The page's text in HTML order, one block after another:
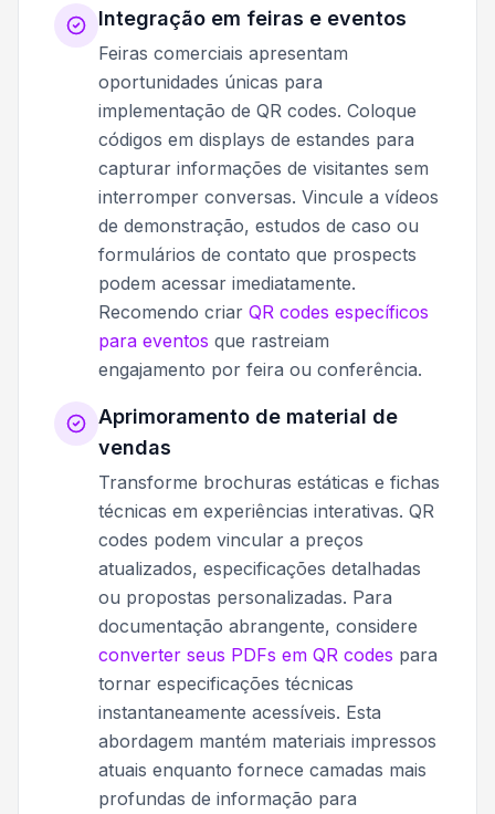
Integração em feiras e eventos
Feiras comerciais apresentam
oportunidades únicas para
implementação de QR codes. Coloque
códigos em displays de estandes para
capturar informações de visitantes sem
interromper conversas. Vincule a vídeos
de demonstração, estudos de caso ou
formulários de contato que prospects
podem acessar imediatamente.
Recomendo criar QR codes específicos
para eventos que rastreiam
engajamento por feira ou conferência.
Aprimoramento de material de
vendas
Transforme brochuras estáticas e fichas
técnicas em experiências interativas. QR
codes podem vincular a preços
atualizados, especificações detalhadas
ou propostas personalizadas. Para
documentação abrangente, considere
converter seus PDFs em QR codes para
tornar especificações técnicas
instantaneamente acessíveis. Esta
abordagem mantém materiais impressos
atuais enquanto fornece camadas mais
profundas de informação para